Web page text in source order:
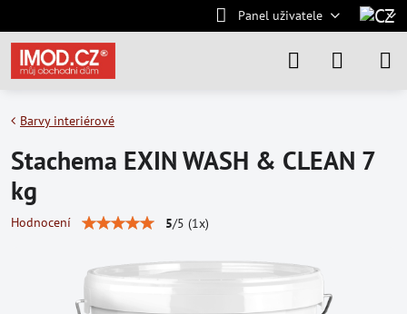
Panel uživatele
Barvy interiérové
Stachema EXIN WASH & CLEAN 7
kg
Hodnocení 5/5 (1x)